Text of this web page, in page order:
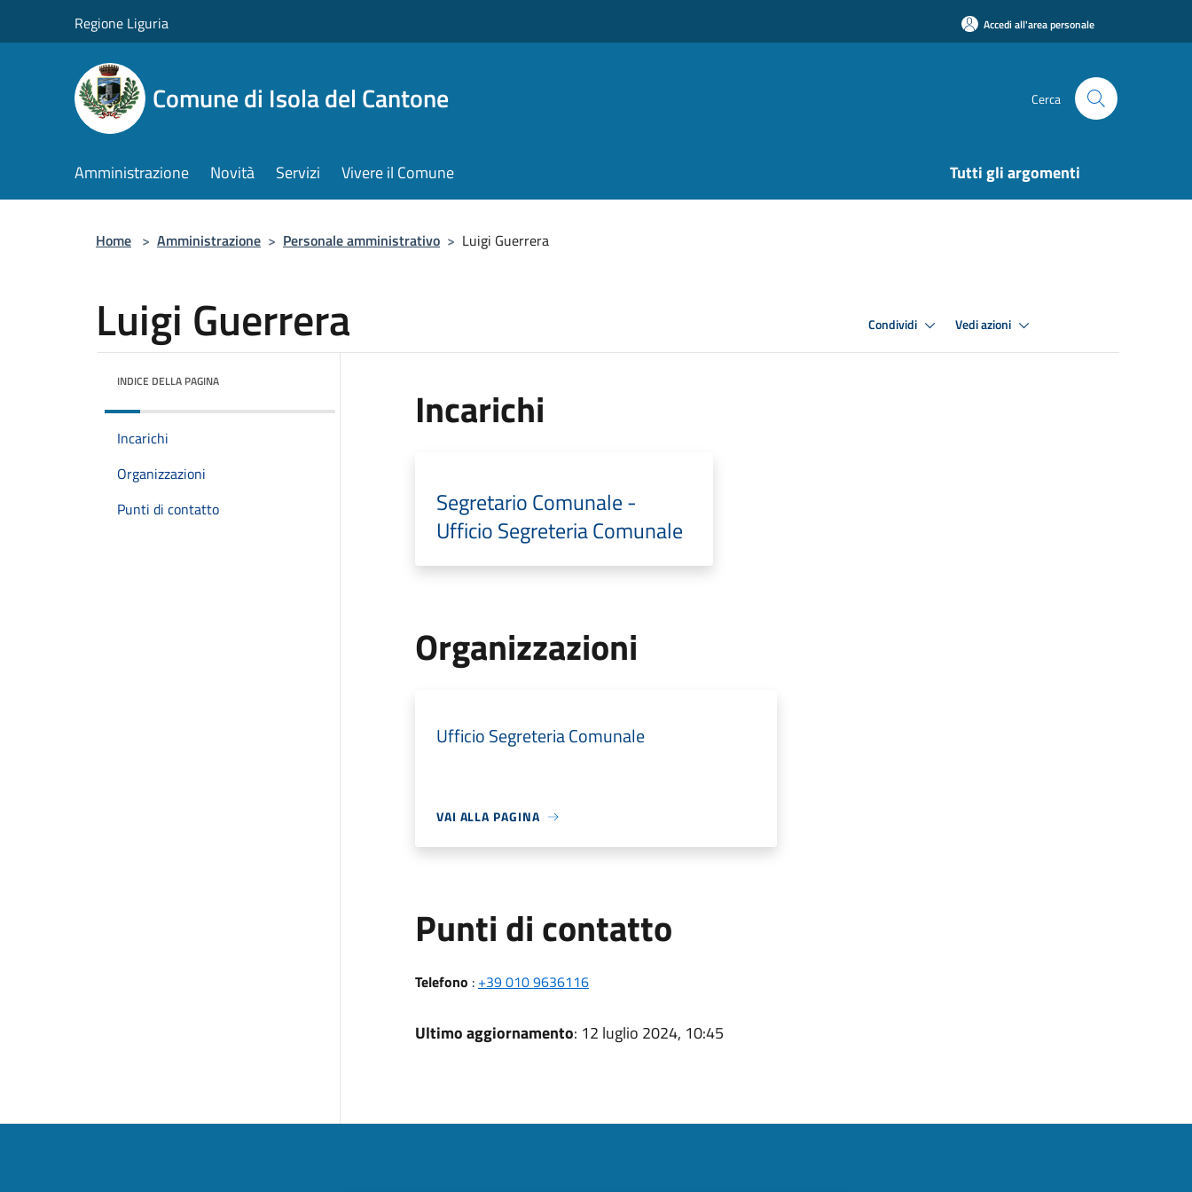
Regione Liguria Accedi all'area personale
Comune di Isola del Cantone Cerca
Amministrazione Novità Servizi Vivere il Comune Tutti gli argomenti
Home > Amministrazione > Personale amministrativo > Luigi Guerrera
Luigi Guerrera Condividi Vedi azioni
INDICE DELLA PAGINA
Incarichi
Organizzazioni
Punti di contatto
Incarichi
Segretario Comunale -
Ufficio Segreteria Comunale
Organizzazioni
Ufficio Segreteria Comunale
VAI ALLA PAGINA
Punti di contatto
Telefono : +39 010 9636116
Ultimo aggiornamento: 12 luglio 2024, 10:45